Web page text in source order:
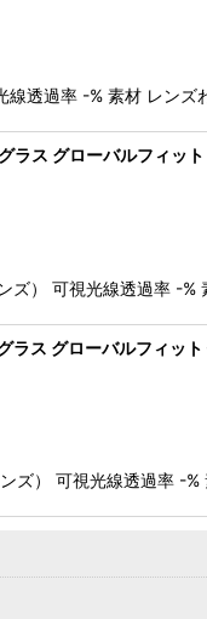
線透過率 -% 素材 レン
ス グローバルフィッ
ズ） 可視光線透過率 -
ス グローバルフィッ
ズ） 可視光線透過率 -